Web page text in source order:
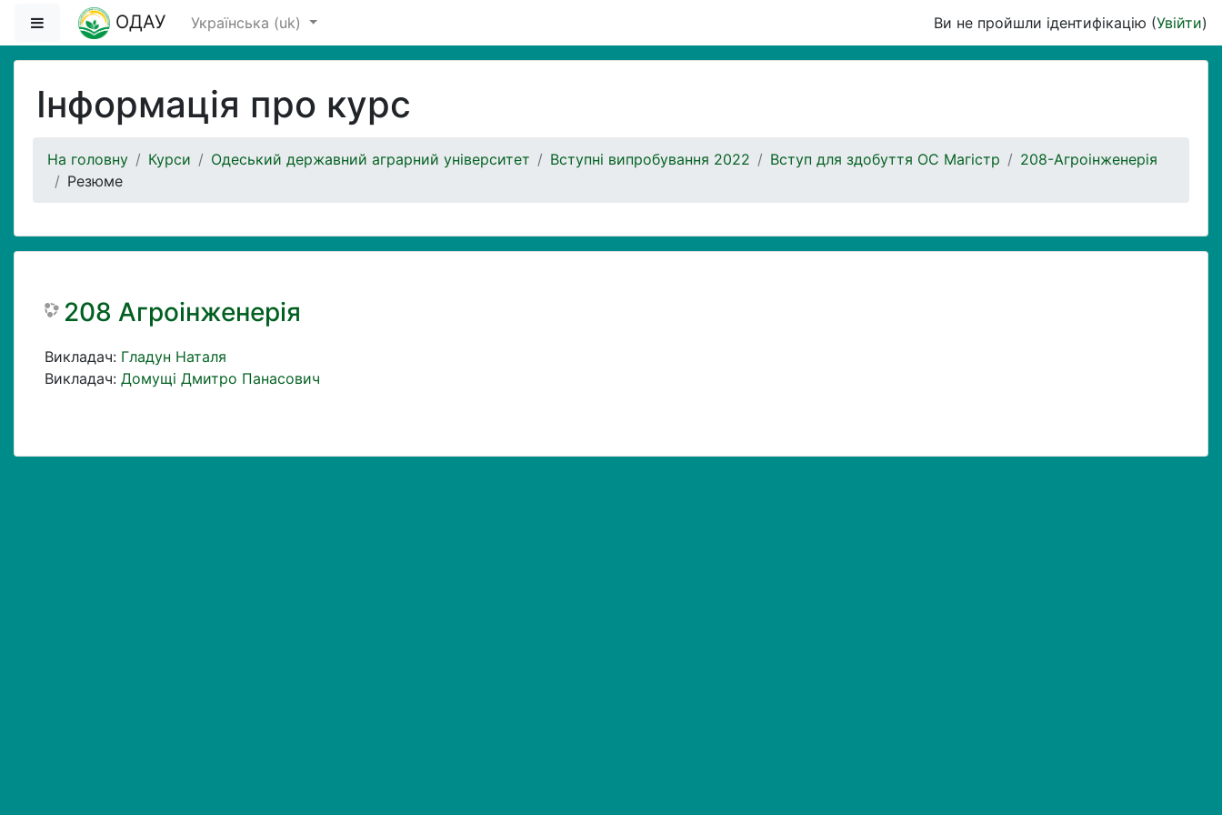
Перейти до головного вмісту
Бокова панель
ОДАУ Українська ‎(uk)‎ Ви не пройшли ідентифікацію (Увійти)
Інформація про курс
На головну Курси Одеський державний аграрний університет Вступні випробування 2022 Вступ для здобуття ОС Магістр
208-Агроінженерія
Резюме
208 Агроінженерія
Викладач: Гладун Наталя
Викладач: Домущі Дмитро Панасович